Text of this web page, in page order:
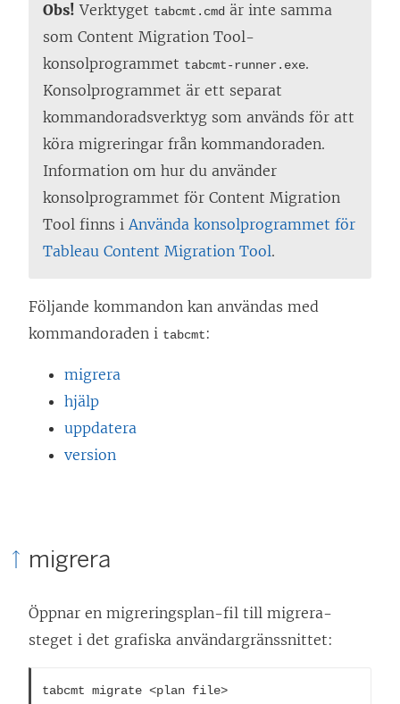
Obs! Verktyget tabcmt.cmd är inte samma
som Content Migration Tool-
konsolprogrammet tabcmt-runner.exe.
Konsolprogrammet är ett separat
kommandoradsverktyg som används för att
köra migreringar från kommandoraden.
Information om hur du använder
konsolprogrammet för Content Migration
Tool finns iAnvända konsolprogrammet för
Tableau Content Migration Tool.
Följande kommandon kan användas med
kommandoraden i tabcmt:
migrera
hjälp
uppdatera
version
migrera
Öppnar en migreringsplan-fil till migrera-
steget i det grafiska användargränssnittet:
tabcmt migrate <plan file>